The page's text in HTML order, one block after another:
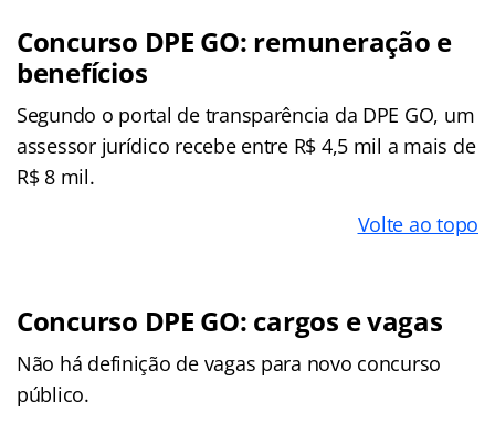
Concurso DPE GO: remuneração e
benefícios
Segundo o portal de transparência da DPE GO, um
assessor jurídico recebe entre R$ 4,5 mil a mais de
R$ 8 mil.
Volte ao topo
Concurso DPE GO: cargos e vagas
Não há definição de vagas para novo concurso
público.